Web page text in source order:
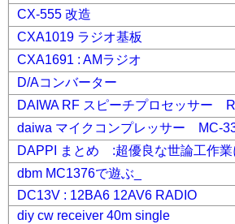
CX-555 改造
CXA1019 ラジオ基板
CXA1691 : AMラジオ
D/Aコンバーター
DAIWA RF スピーチプロセッサー
daiwa マイクコンプレッサー MC-
DAPPI まとめ :超優良な世論工作業
dbm MC1376で遊ぶ_
DC13V : 12BA6 12AV6 RADIO
diy cw receiver 40m single